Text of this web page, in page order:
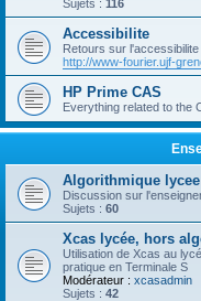
Sujets : 116
Accessibilite
Retours sur
http://www-fourier.ujf-
HP Prime CAS
Everything related to the
Algorithmique lycee
Discussion sur
Sujets : 60
Xcas lycée, hors
Utilisation de Xcas au
pratique en Terminale S
Modérateur : xcasadmin
Sujets : 42